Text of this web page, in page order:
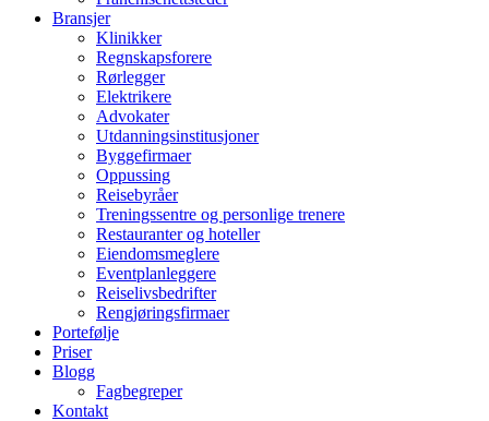
Bransjer
Klinikker
Regnskapsforere
Rørlegger
Elektrikere
Advokater
Utdanningsinstitusjoner
Byggefirmaer
Oppussing
Reisebyråer
Treningssentre og personlige trenere
Restauranter og hoteller
Eiendomsmeglere
Eventplanleggere
Reiselivsbedrifter
Rengjøringsfirmaer
Portefølje
Priser
Blogg
Fagbegreper
Kontakt